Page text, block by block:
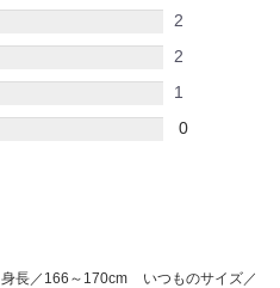
2
2
1
0
身長／166～170cm
いつものサイズ／